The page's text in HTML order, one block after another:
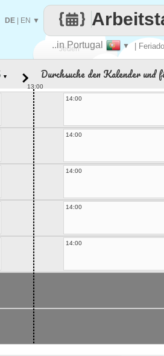
Jeden
..in Portugal ▼ |
DE EN ▼
▼ Durchsuche den Kalender und
13:00
14:00
14:00
14:00
14:00
14:00